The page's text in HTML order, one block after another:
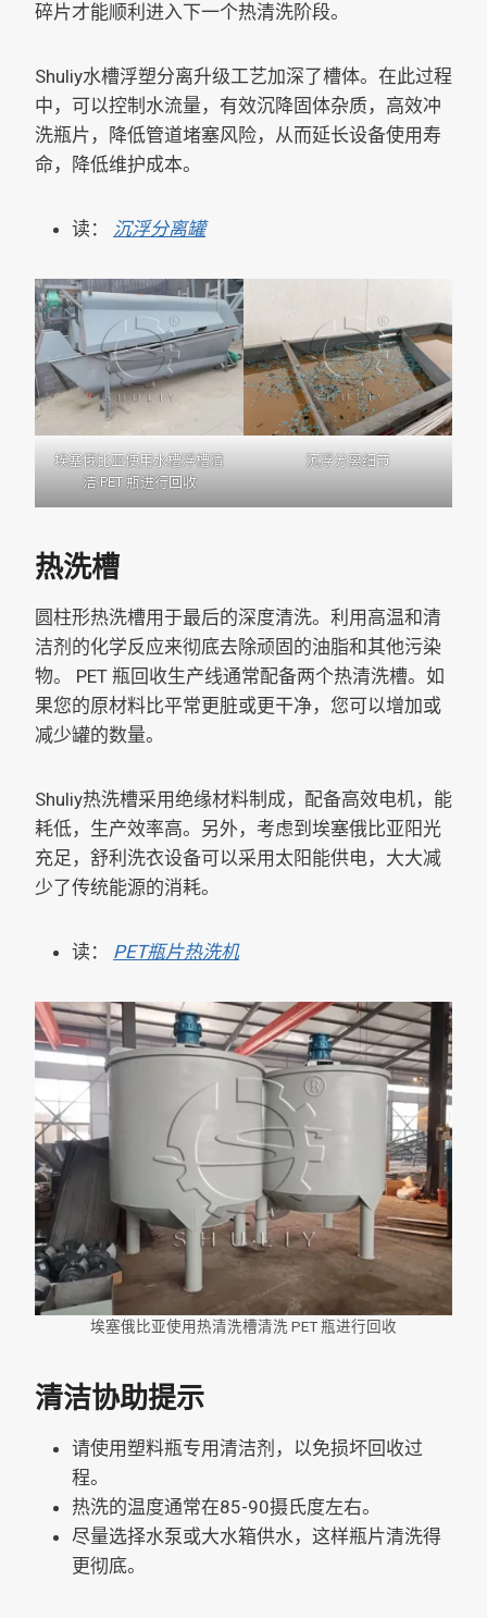
碎片才能顺利进入下一个热清洗阶段。
Shuliy水槽浮塑分离升级工艺加深了槽体。在此过程
中，可以控制水流量，有效沉降固体杂质，高效冲
洗瓶片，降低管道堵塞风险，从而延长设备使用寿
命，降低维护成本。
读： 沉浮分离罐
埃塞俄比亚使用水槽浮槽清
洁 PET 瓶进行回收
沉浮分离细节
热洗槽
圆柱形热洗槽用于最后的深度清洗。利用高温和清
洁剂的化学反应来彻底去除顽固的油脂和其他污染
物。 PET 瓶回收生产线通常配备两个热清洗槽。如
果您的原材料比平常更脏或更干净，您可以增加或
减少罐的数量。
Shuliy热洗槽采用绝缘材料制成，配备高效电机，能
耗低，生产效率高。另外，考虑到埃塞俄比亚阳光
充足，舒利洗衣设备可以采用太阳能供电，大大减
少了传统能源的消耗。
读： PET瓶片热洗机
埃塞俄比亚使用热清洗槽清洗 PET 瓶进行回收
清洁协助提示
请使用塑料瓶专用清洁剂，以免损坏回收过
程。
热洗的温度通常在85-90摄氏度左右。
尽量选择水泵或大水箱供水，这样瓶片清洗得
更彻底。